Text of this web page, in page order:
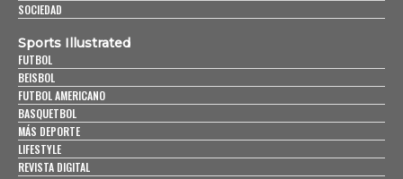
SOCIEDAD
Sports Illustrated
FUTBOL
BEISBOL
FUTBOL AMERICANO
BASQUETBOL
MÁS DEPORTE
LIFESTYLE
REVISTA DIGITAL